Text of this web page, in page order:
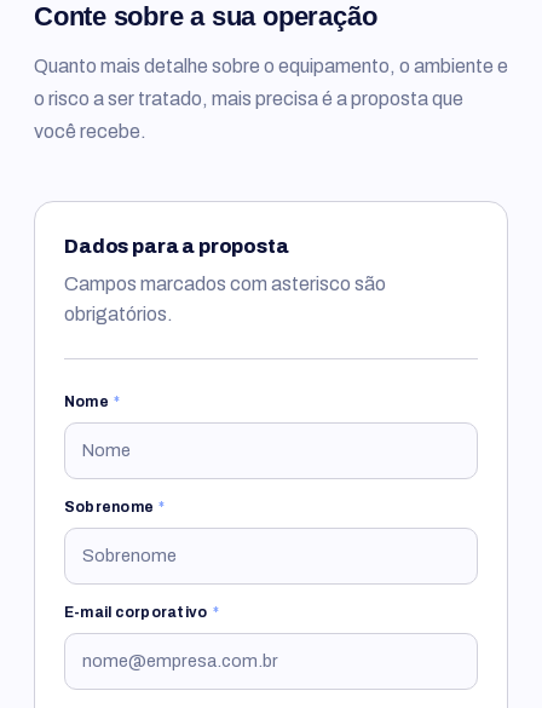
Conte sobre a sua operação
Quanto mais detalhe sobre o equipamento, o ambiente e
o risco a ser tratado, mais precisa é a proposta que
você recebe.
Dados para a proposta
Campos marcados com asterisco são
obrigatórios.
Nome *
Sobrenome *
E-mail corporativo *